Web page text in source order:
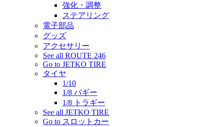
強化・調整
ステアリング
電子部品
グッズ
アクセサリー
See all ROUTE 246
Go to JETKO TIRE
タイヤ
1/10
1/8 バギー
1/8 トラギー
See all JETKO TIRE
Go to スロットカー